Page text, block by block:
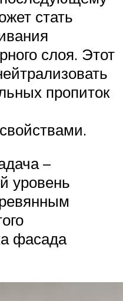
стать
слоя. Этот
пропиток
–
уровень
фасада